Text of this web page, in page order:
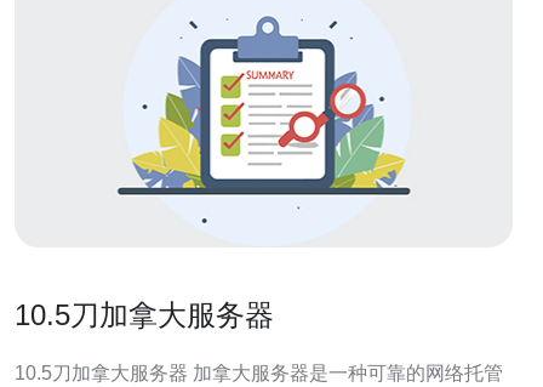
10.5刀加拿大服务器
10.5刀加拿大服务器 加拿大服务器是一种可靠的网络托管